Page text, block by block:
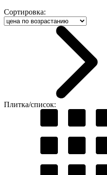
Сортировка:
Плитка/список: